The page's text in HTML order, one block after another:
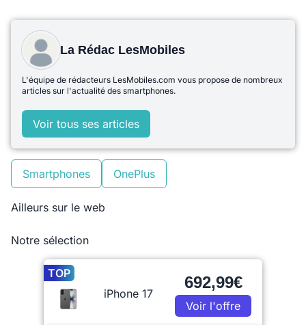
La Rédac LesMobiles
L'équipe de rédacteurs LesMobiles.com vous propose de nombreux
articles sur l'actualité des smartphones.
Voir tous ses articles
Smartphones OnePlus
Ailleurs sur le web
Notre sélection
TOP
iPhone 17
692,99€
Voir l'offre